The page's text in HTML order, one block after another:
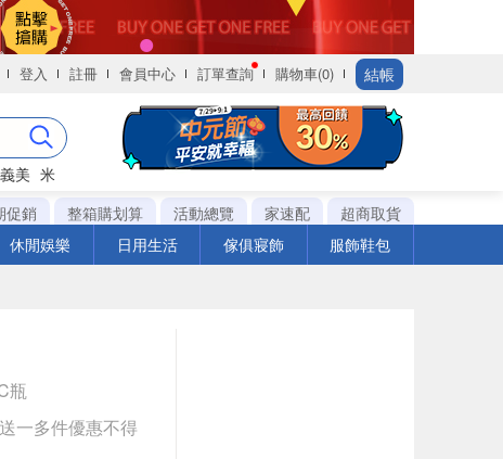
登入 註冊 會員中心 訂單查詢 購物車(0) 結帳
義美 米
促銷 整箱購划算 活動總覽 家速配
超商取貨
休閒娛樂 日用生活 傢俱寢飾 服飾鞋包
瓶
一多件優惠不得